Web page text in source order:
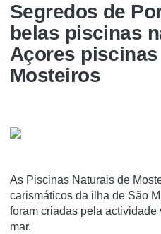
Segredos de
belas piscinas
Açores
Mosteiros
As Piscinas Naturais de
carismáticos da ilha de São
foram criadas pela
mar.